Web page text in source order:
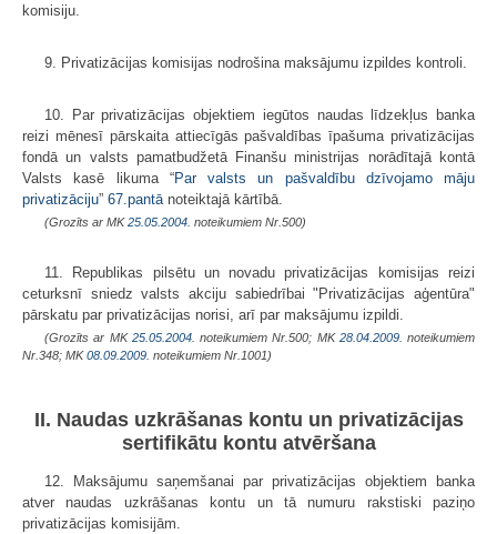
komisiju.
9. Privatizācijas komisijas nodrošina maksājumu izpildes kontroli.
10. Par privatizācijas objektiem iegūtos naudas līdzekļus banka
reizi mēnesī pārskaita attiecīgās pašvaldības īpašuma privatizācijas
fondā un valsts pamatbudžetā Finanšu ministrijas norādītajā kontā
Valsts kasē likuma “Par valsts un pašvaldību dzīvojamo māju
privatizāciju” 67.pantā noteiktajā kārtībā.
(Grozīts ar MK25.05.2004. noteikumiem Nr.500)
11. Republikas pilsētu un novadu privatizācijas komisijas reizi
ceturksnī sniedz valsts akciju sabiedrībai "Privatizācijas aģentūra"
pārskatu par privatizācijas norisi, arī par maksājumu izpildi.
(Grozīts ar MK 25.05.2004. noteikumiem Nr.500; MK 28.04.2009. noteikumiem
Nr.348; MK08.09.2009. noteikumiem Nr.1001)
II. Naudas uzkrāšanas kontu un privatizācijas
sertifikātu kontu atvēršana
12. Maksājumu saņemšanai par privatizācijas objektiem banka
atver naudas uzkrāšanas kontu un tā numuru rakstiski paziņo
privatizācijas komisijām.